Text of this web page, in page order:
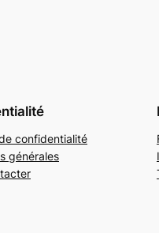
confidentialité
générales